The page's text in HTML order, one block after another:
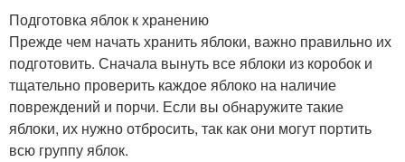
Подготовка яблок к хранению
Прежде чем начать хранить яблоки, важно правильно их
подготовить. Сначала вынуть все яблоки из коробок и
тщательно проверить каждое яблоко на наличие
повреждений и порчи. Если вы обнаружите такие
яблоки, их нужно отбросить, так как они могут портить
всю группу яблок.